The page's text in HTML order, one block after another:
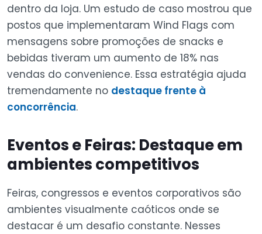
dentro da loja. Um estudo de caso mostrou que
postos que implementaram Wind Flags com
mensagens sobre promoções de snacks e
bebidas tiveram um aumento de 18% nas
vendas do convenience. Essa estratégia ajuda
tremendamente no destaque frente à
concorrência.
Eventos e Feiras: Destaque em
ambientes competitivos
Feiras, congressos e eventos corporativos são
ambientes visualmente caóticos onde se
destacar é um desafio constante. Nesses